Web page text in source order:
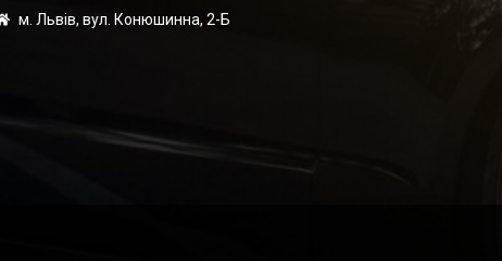
м. Львів, вул. Конюшинна, 2-Б